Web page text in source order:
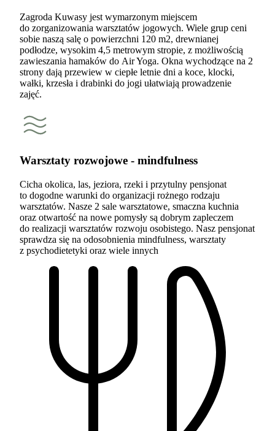
Zagroda Kuwasy jest wymarzonym miejscem
do zorganizowania warsztatów jogowych. Wiele grup ceni
sobie naszą salę o powierzchni 120 m2, drewnianej
podłodze, wysokim 4,5 metrowym stropie, z możliwością
zawieszania hamaków do Air Yoga. Okna wychodzące na 2
strony dają przewiew w ciepłe letnie dni a koce, klocki,
wałki, krzesła i drabinki do jogi ułatwiają prowadzenie
zajęć.
Warsztaty rozwojowe - mindfulness
Cicha okolica, las, jeziora, rzeki i przytulny pensjonat
to dogodne warunki do organizacji rożnego rodzaju
warsztatów. Nasze 2 sale warsztatowe, smaczna kuchnia
oraz otwartość na nowe pomysły są dobrym zapleczem
do realizacji warsztatów rozwoju osobistego. Nasz pensjonat
sprawdza się na odosobnienia mindfulness, warsztaty
z psychodietetyki oraz wiele innych